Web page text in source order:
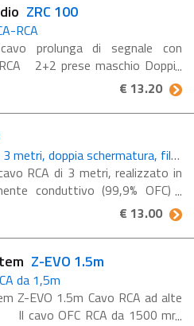
ZRC 100
RCA
prolunga di segnale con
2+2 prese maschio Doppia
Rame OFC Calza metallica
con filo capillare da 0.12 mm
100 cm.
€ 13.20
cavo RCA di 3 metri, doppia schermatura, filo in rame OFC
RCA di 3 metri, realizzato in
conduttivo (99,9% OFC)
RCA (nero) Doppia
Filo di rame 99,9% OFC
oro Alloggiamenti ...
€ 13.00
Z-EVO 1.5m
da 1,5m
Z-EVO 1.5m Cavo RCA ad alte
cavo OFC RCA da 1500 mm